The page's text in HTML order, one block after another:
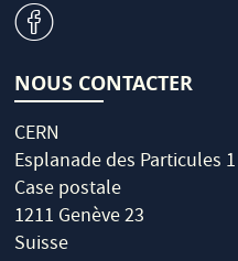
v
NOUS CONTACTER
CERN
Esplanade des Particules 1
Case postale
1211 Genève 23
Suisse